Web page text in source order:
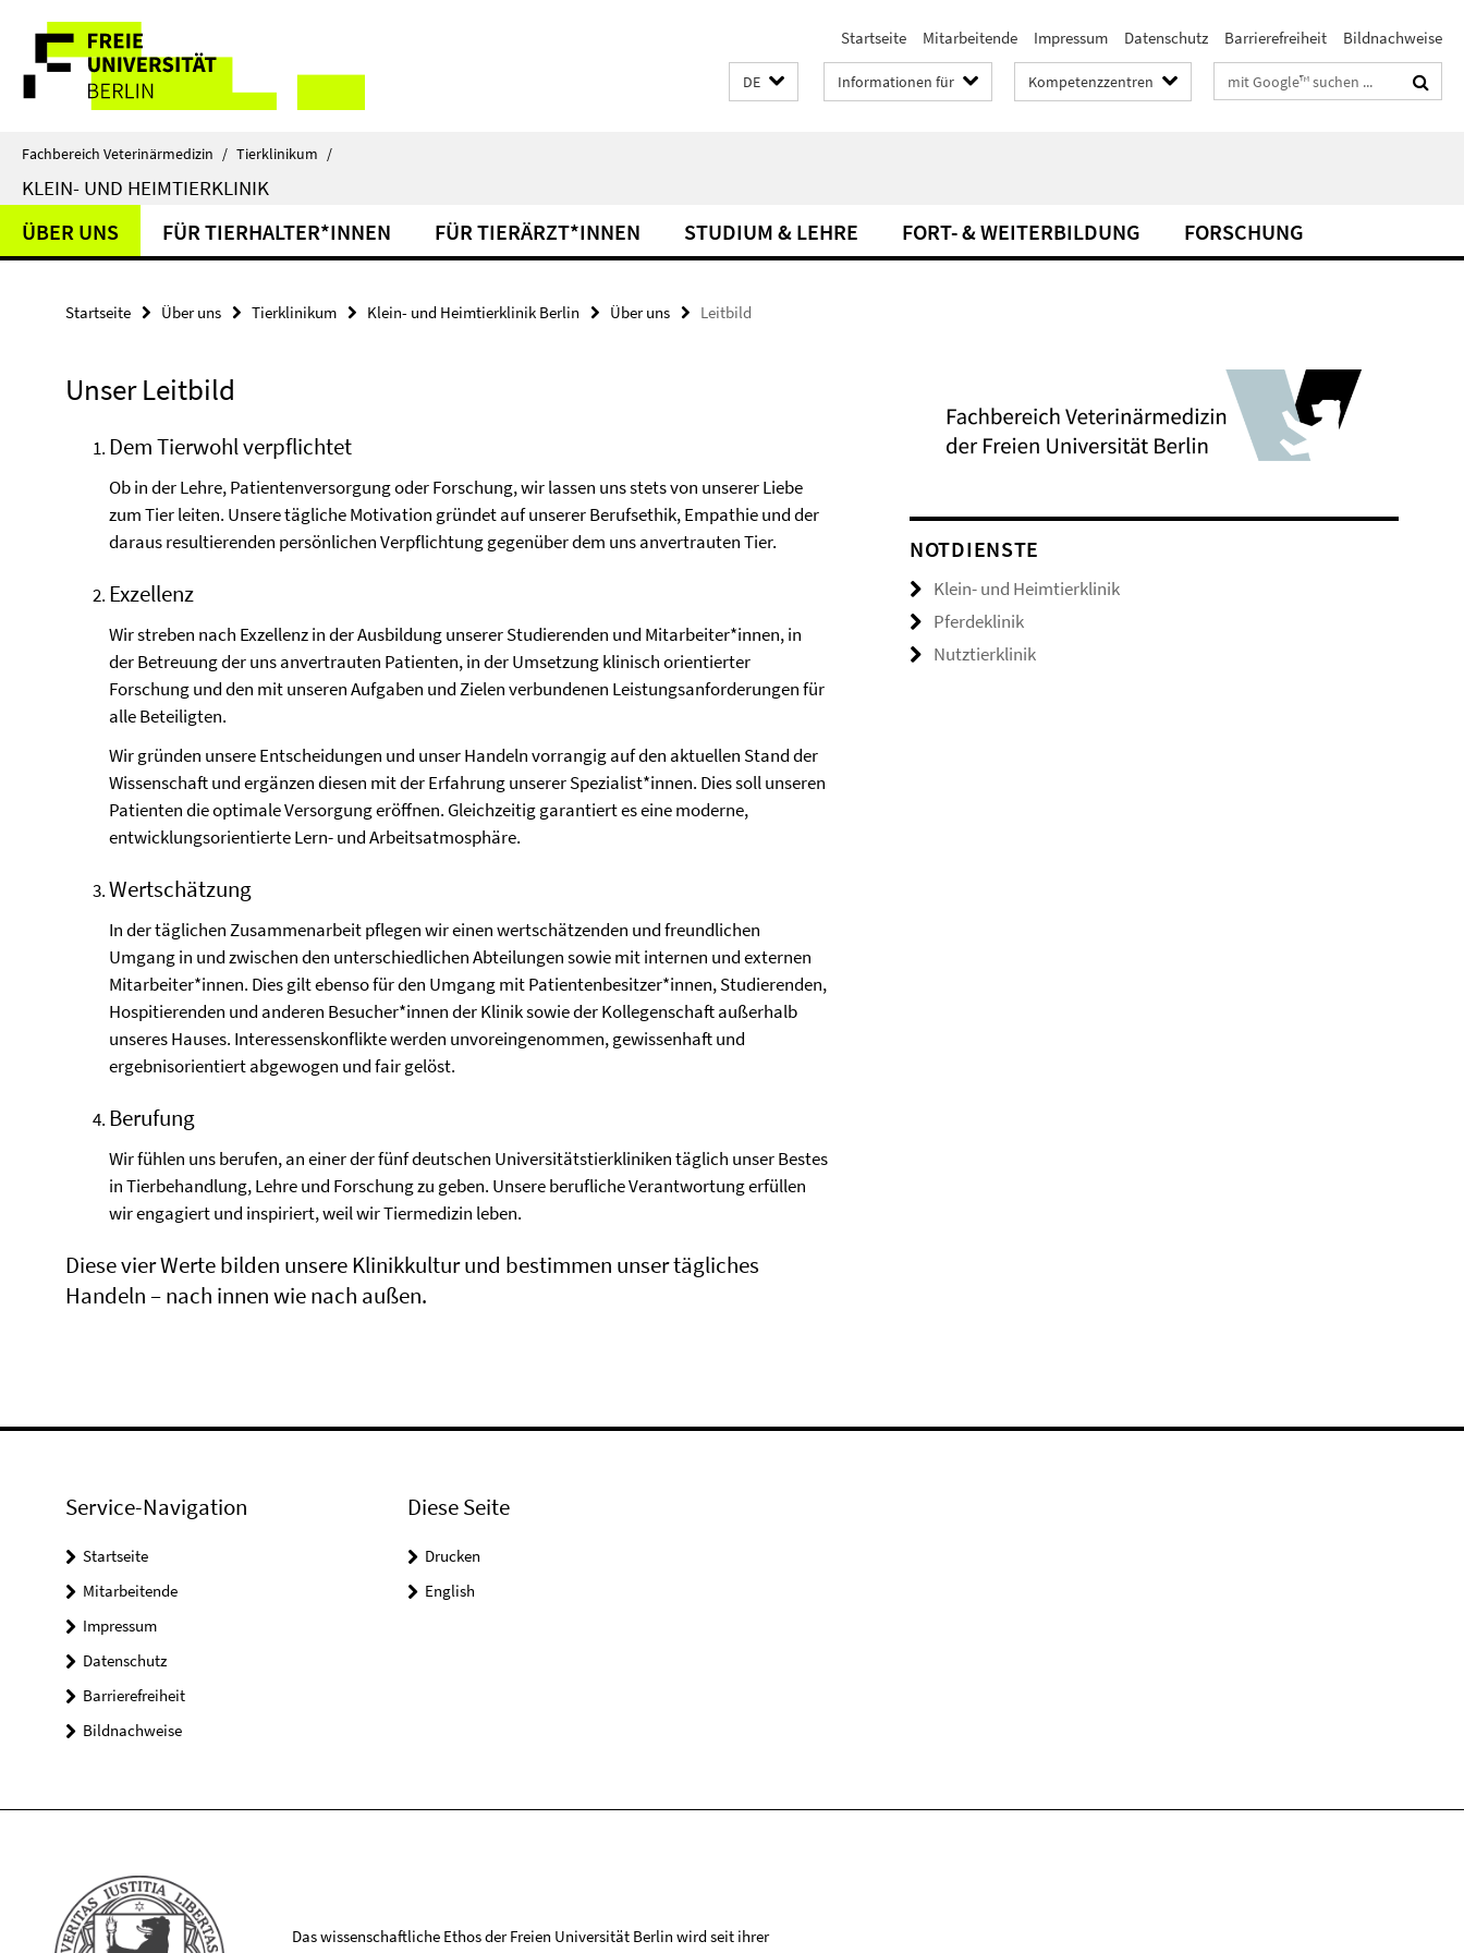
direkt
Inhalt
Service-
Navigation
Startseite Mitarbeitende Impressum Datenschutz Barrierefreiheit Bildnachweise
DE Informationen für Kompetenzzentren Suchbegriffe
Fachbereich Veterinärmedizin / Tierklinikum /
KLEIN- UND HEIMTIERKLINIK
ÜBER UNS FÜR TIERHALTER*INNEN FÜR TIERÄRZT*INNEN STUDIUM & LEHRE FORT- & WEITERBILDUNG FORSCHUNG
Startseite Über uns Tierklinikum Klein- und Heimtierklinik Berlin Über uns Leitbild
Unser Leitbild
Dem Tierwohl verpflichtet
Ob in der Lehre, Patientenversorgung oder Forschung, wir lassen uns stets von unserer Liebe
zum Tier leiten. Unsere tägliche Motivation gründet auf unserer Berufsethik, Empathie und der
daraus resultierenden persönlichen Verpflichtung gegenüber dem uns anvertrauten Tier.
Exzellenz
Wir streben nach Exzellenz in der Ausbildung unserer Studierenden und Mitarbeiter*innen, in
der Betreuung der uns anvertrauten Patienten, in der Umsetzung klinisch orientierter
Forschung und den mit unseren Aufgaben und Zielen verbundenen Leistungsanforderungen für
alle Beteiligten.
Wir gründen unsere Entscheidungen und unser Handeln vorrangig auf den aktuellen Stand der
Wissenschaft und ergänzen diesen mit der Erfahrung unserer Spezialist*innen. Dies soll unseren
Patienten die optimale Versorgung eröffnen. Gleichzeitig garantiert es eine moderne,
entwicklungsorientierte Lern- und Arbeitsatmosphäre.
Wertschätzung
In der täglichen Zusammenarbeit pflegen wir einen wertschätzenden und freundlichen
Umgang in und zwischen den unterschiedlichen Abteilungen sowie mit internen und externen
Mitarbeiter*innen. Dies gilt ebenso für den Umgang mit Patientenbesitzer*innen, Studierenden,
Hospitierenden und anderen Besucher*innen der Klinik sowie der Kollegenschaft außerhalb
unseres Hauses. Interessenskonflikte werden unvoreingenommen, gewissenhaft und
ergebnisorientiert abgewogen und fair gelöst.
Berufung
Wir fühlen uns berufen, an einer der fünf deutschen Universitätstierkliniken täglich unser Bestes
in Tierbehandlung, Lehre und Forschung zu geben. Unsere berufliche Verantwortung erfüllen
wir engagiert und inspiriert, weil wir Tiermedizin leben.
Diese vier Werte bilden unsere Klinikkultur und bestimmen unser tägliches
Handeln – nach innen wie nach außen.
NOTDIENSTE
Klein- und Heimtierklinik
Pferdeklinik
Nutztierklinik
Service-Navigation
Startseite
Mitarbeitende
Impressum
Datenschutz
Barrierefreiheit
Bildnachweise
Diese Seite
Drucken
English
Das wissenschaftliche Ethos der Freien Universität Berlin wird seit ihrer